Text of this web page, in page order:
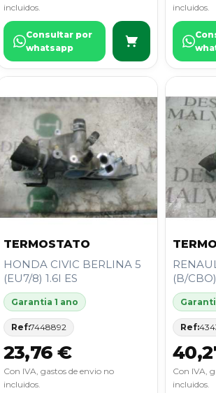
incluidos.
Consultar por
whatsapp
incluidos.
TERMOSTATO
HONDA CIVIC BERLINA 5
(EU7/8) 1.6I ES
Garantia 1 ano
Ref:7448892
23,76 €
Con IVA, gastos de envio no
incluidos.
(B/
Ref:
Con IVA,
incluidos.